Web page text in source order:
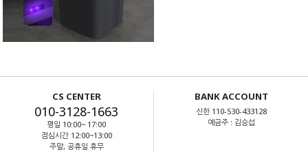
CS CENTER
010-3128-1663
평일 10:00~ 17:00
점심시간 12:00~13:00
주말, 공휴일 휴무
BANK ACCOUNT
신한 110-530-433128
예금주 : 김승섭